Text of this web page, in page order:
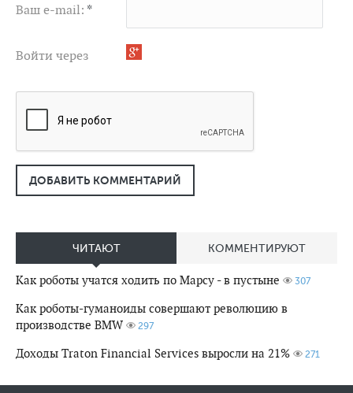
Ваш e-mail: *
Войти через
ДОБАВИТЬ КОММЕНТАРИЙ
ЧИТАЮТ КОММЕНТИРУЮТ
Как роботы учатся ходить по Марсу - в пустыне 307
Как роботы-гуманоиды совершают революцию в
производстве BMW
297
Доходы Traton Financial Services выросли на 21% 271